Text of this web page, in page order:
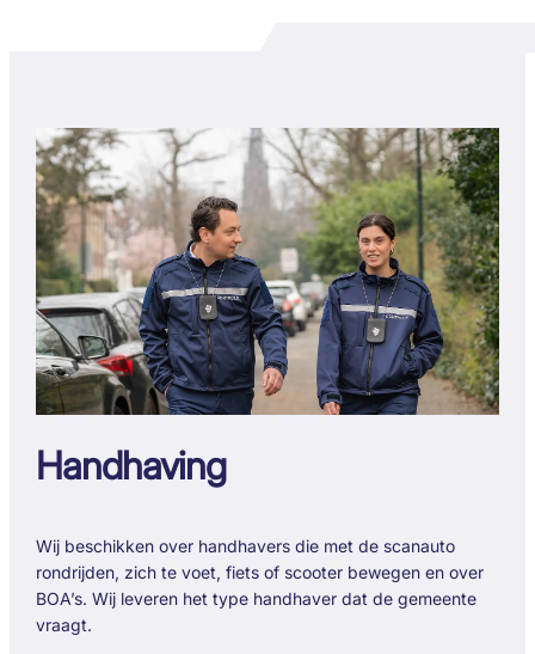
Handhaving
Wij beschikken over handhavers die met de scanauto
rondrijden, zich te voet, fiets of scooter bewegen en over
BOA’s. Wij leveren het type handhaver dat de gemeente
vraagt.